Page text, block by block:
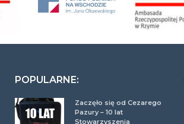
POPULARNE:
Zaczęło się od Cezarego
Pazury – 10 lat
Stowarzyszenia